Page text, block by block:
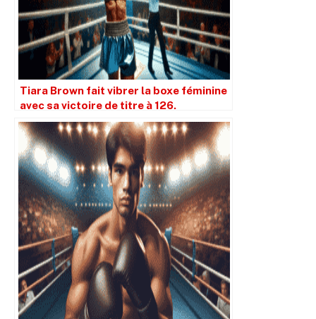
Tiara Brown fait vibrer la boxe féminine
avec sa victoire de titre à 126.